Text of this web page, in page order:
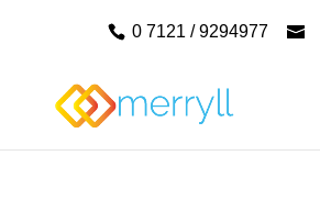
0 7121 / 9294977